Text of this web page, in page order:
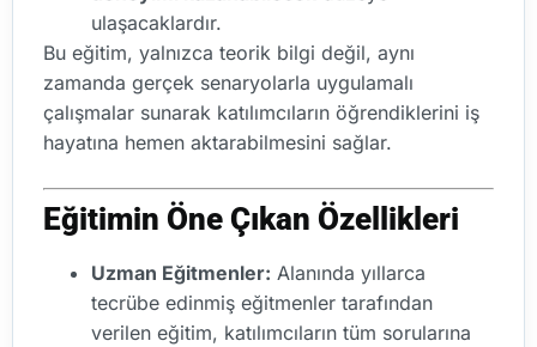
ulaşacaklardır.
Bu eğitim, yalnızca teorik bilgi değil, aynı
zamanda gerçek senaryolarla uygulamalı
çalışmalar sunarak katılımcıların öğrendiklerini iş
hayatına hemen aktarabilmesini sağlar.
Eğitimin Öne Çıkan Özellikleri
Uzman Eğitmenler: Alanında yıllarca
tecrübe edinmiş eğitmenler tarafından
verilen eğitim, katılımcıların tüm sorularına